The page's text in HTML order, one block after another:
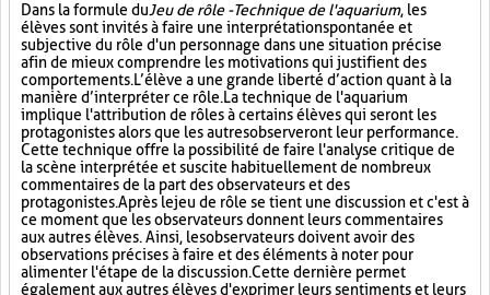
Dans la formule duJeu de rôle - Technique de l'aquarium, les
élèves sont invités à faire une interprétation spontanée et
subjective du rôle d'un personnage dans une situation précise
afin de mieux comprendre les motivations qui justifient des
comportements. L’élève a une grande liberté d’action quant à la
manière d’interpréter ce rôle. La technique de l'aquarium
implique l'attribution de rôles à certains élèves qui seront les
protagonistes alors que les autres observeront leur performance.
Cette technique offre la possibilité de faire l'analyse critique de
la scène interprétée et suscite habituellement de nombreux
commentaires de la part des observateurs et des
protagonistes. Après le jeu de rôle se tient une discussion et c'est à
ce moment que les observateurs donnent leurs commentaires
aux autres élèves. Ainsi, les observateurs doivent avoir des
observations précises à faire et des éléments à noter pour
alimenter l'étape de la discussion. Cette dernière permet
également aux autres élèves d'exprimer leurs sentiments et leurs